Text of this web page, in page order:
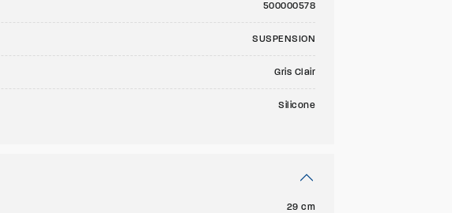
500000578
SUSPENSION
Gris Clair
Silicone
29 cm